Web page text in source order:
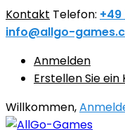
Kontakt Telefon:
info@allgo-
Anmelden
Erstellen Sie ein
Willkommen,